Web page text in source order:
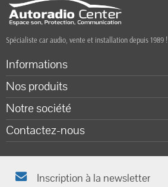
Spécialiste car audio, vente et installation depuis 1989 !
Informations
Nos produits
Notre société
Contactez-nous
Inscription à la newsletter